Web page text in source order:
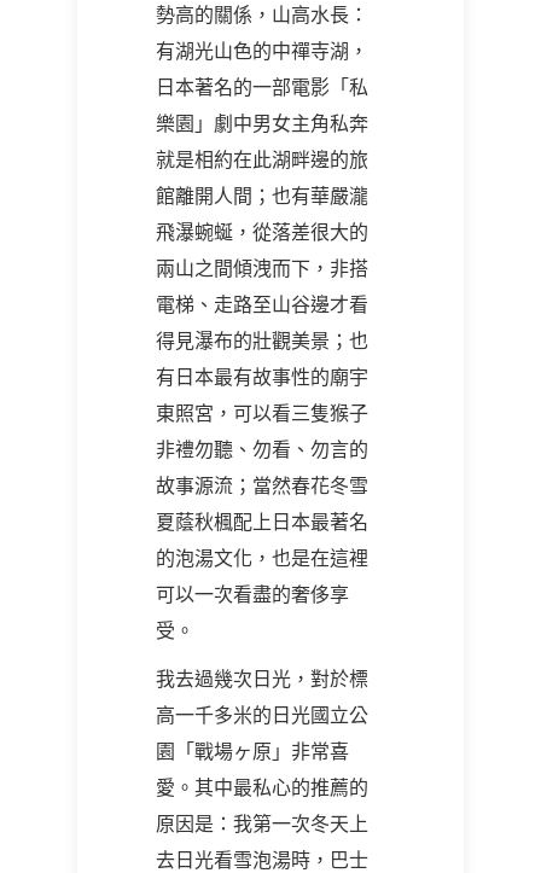
勢高的關係，山高水長：
有湖光山色的中禪寺湖，
日本著名的一部電影「私
樂園」劇中男女主角私奔
就是相約在此湖畔邊的旅
館離開人間；也有華嚴瀧
飛瀑蜿蜒，從落差很大的
兩山之間傾洩而下，非搭
電梯、走路至山谷邊才看
得見瀑布的壯觀美景；也
有日本最有故事性的廟宇
東照宮，可以看三隻猴子
非禮勿聽、勿看、勿言的
故事源流；當然春花冬雪
夏蔭秋楓配上日本最著名
的泡湯文化，也是在這裡
可以一次看盡的奢侈享
受。
我去過幾次日光，對於標
高一千多米的日光國立公
園「戰場ヶ原」非常喜
愛。其中最私心的推薦的
原因是：我第一次冬天上
去日光看雪泡湯時，巴士